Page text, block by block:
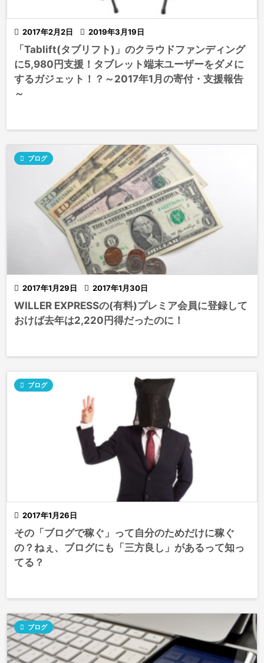
 2017年2月2日  2019年3月19日
「Tablift(タブリフト)」のクラウドファンディング
に5,980円支援！タブレット端末ユーザーをダメに
するガジェット！？～2017年1月の寄付・支援報告
～
 2017年1月29日  2017年1月30日
 ブログ
WILLER EXPRESSの(有料)プレミア会員に登録して
おけば去年は2,220円得だったのに！
 2017年1月26日
 ブログ
その「ブログで稼ぐ」って自分のためだけに稼ぐ
の？ねぇ、ブログにも「三方良し」があるって知っ
てる？
 ブログ